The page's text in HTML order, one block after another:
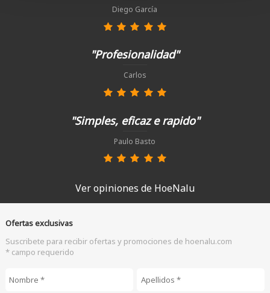
Diego García
"Profesionalidad"
Carlos
"Simples, eficaz e rapido"
Paulo Basto
Ver opiniones de HoeNalu
Ofertas exclusivas
Suscribete para recibir ofertas y promociones de hoenalu.com
* campo requerido